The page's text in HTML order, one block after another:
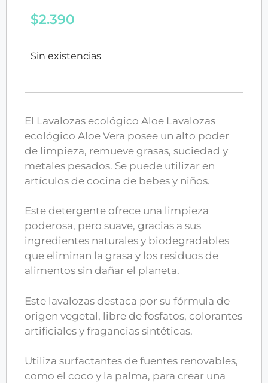
$2.390
Sin existencias
El Lavalozas ecológico Aloe Lavalozas
ecológico Aloe Vera posee un alto poder
de limpieza, remueve grasas, suciedad y
metales pesados. Se puede utilizar en
artículos de cocina de bebes y niños.
Este detergente ofrece una limpieza
poderosa, pero suave, gracias a sus
ingredientes naturales y biodegradables
que eliminan la grasa y los residuos de
alimentos sin dañar el planeta.
Este lavalozas destaca por su fórmula de
origen vegetal, libre de fosfatos, colorantes
artificiales y fragancias sintéticas.
Utiliza surfactantes de fuentes renovables,
como el coco y la palma, para crear una